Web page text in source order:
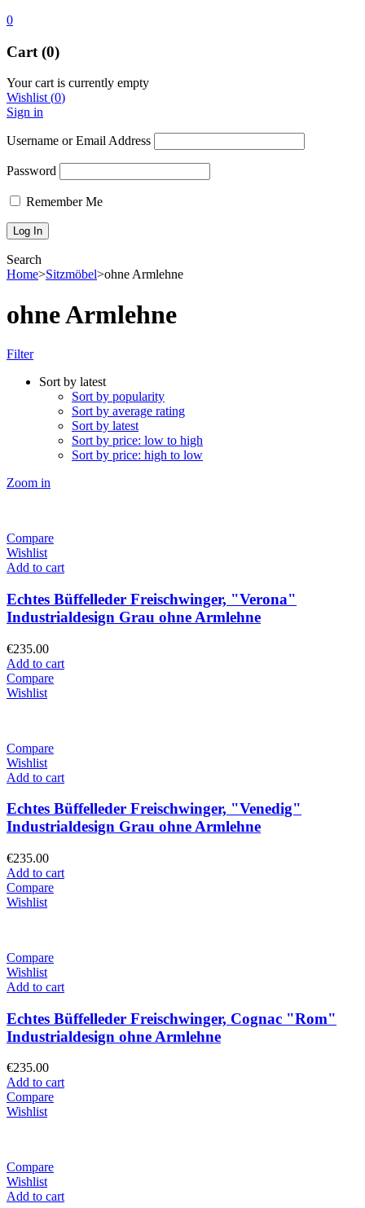
0
Cart (0)
Your cart is currently empty
Wishlist (0)
Sign in
Username or Email Address
Password
Remember Me
Search
Home>Sitzmöbel>ohne Armlehne
ohne Armlehne
Filter
Sort by latest
Sort by popularity
Sort by average rating
Sort by latest
Sort by price: low to high
Sort by price: high to low
Zoom in
Compare
Wishlist
Add to cart
Echtes Büffelleder Freischwinger, "Verona"
Industrialdesign Grau ohne Armlehne
€235.00
Add to cart
Compare
Wishlist
Compare
Wishlist
Add to cart
Echtes Büffelleder Freischwinger, "Venedig"
Industrialdesign Grau ohne Armlehne
€235.00
Add to cart
Compare
Wishlist
Compare
Wishlist
Add to cart
Echtes Büffelleder Freischwinger, Cognac "Rom"
Industrialdesign ohne Armlehne
€235.00
Add to cart
Compare
Wishlist
Compare
Wishlist
Add to cart